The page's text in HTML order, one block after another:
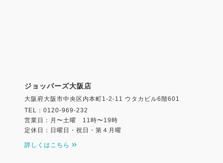
ジョッパーズ大阪店
大阪府大阪市中央区内本町1-2-11 ウタカビル6階601
TEL：0120-969-232
営業日：月〜土曜 11時〜19時
定休日：日曜日・祝日・第４月曜
詳しくはこちら